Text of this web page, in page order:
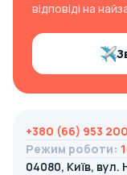
відповіді на
+380 (66) 953
Режим роботи:
04080, Київ, вул.